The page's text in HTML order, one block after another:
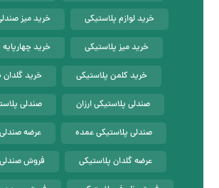
خرید لوازم پلاستیکی خرید میز
خرید میز پلاستیکی خرید
خرید کلمن پلاستیکی خرید گلدان
صندلی پلاستیکی ارزان صندلی
صندلی پلاستیکی عمده عرضه
عرضه گلدان پلاستیکی فروش